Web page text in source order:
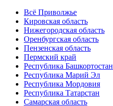
Всё Приволжье
Кировская область
Нижегородская область
Оренбургская область
Пензенская область
Пермский край
Республика Башкортостан
Республика Марий Эл
Республика Мордовия
Республика Татарстан
Самарская область